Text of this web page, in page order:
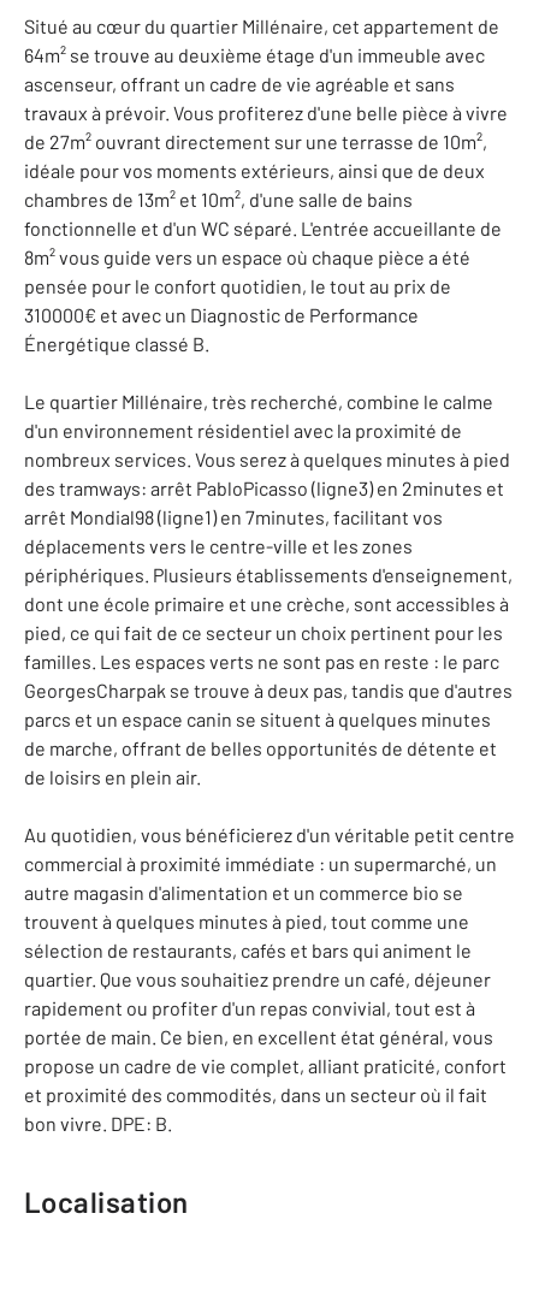
Situé au cœur du quartier Millénaire, cet appartement de
64m² se trouve au deuxième étage d'un immeuble avec
ascenseur, offrant un cadre de vie agréable et sans
travaux à prévoir. Vous profiterez d'une belle pièce à vivre
de 27m² ouvrant directement sur une terrasse de 10m²,
idéale pour vos moments extérieurs, ainsi que de deux
chambres de 13m² et 10m², d'une salle de bains
fonctionnelle et d'un WC séparé. L'entrée accueillante de
8m² vous guide vers un espace où chaque pièce a été
pensée pour le confort quotidien, le tout au prix de
310000€ et avec un Diagnostic de Performance
Énergétique classé B.
Le quartier Millénaire, très recherché, combine le calme
d'un environnement résidentiel avec la proximité de
nombreux services. Vous serez à quelques minutes à pied
des tramways: arrêt PabloPicasso (ligne3) en 2minutes et
arrêt Mondial98 (ligne1) en 7minutes, facilitant vos
déplacements vers le centre-ville et les zones
périphériques. Plusieurs établissements d'enseignement,
dont une école primaire et une crèche, sont accessibles à
pied, ce qui fait de ce secteur un choix pertinent pour les
familles. Les espaces verts ne sont pas en reste : le parc
GeorgesCharpak se trouve à deux pas, tandis que d'autres
parcs et un espace canin se situent à quelques minutes
de marche, offrant de belles opportunités de détente et
de loisirs en plein air.
Au quotidien, vous bénéficierez d'un véritable petit centre
commercial à proximité immédiate : un supermarché, un
autre magasin d'alimentation et un commerce bio se
trouvent à quelques minutes à pied, tout comme une
sélection de restaurants, cafés et bars qui animent le
quartier. Que vous souhaitiez prendre un café, déjeuner
rapidement ou profiter d'un repas convivial, tout est à
portée de main. Ce bien, en excellent état général, vous
propose un cadre de vie complet, alliant praticité, confort
et proximité des commodités, dans un secteur où il fait
bon vivre. DPE: B.
Localisation